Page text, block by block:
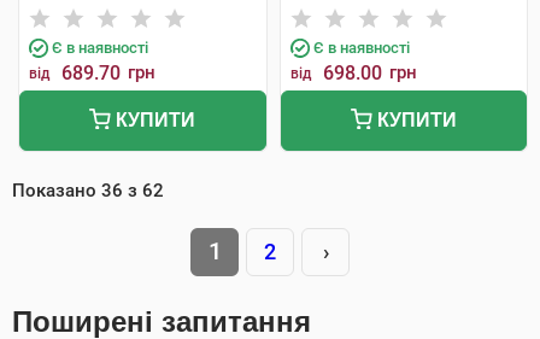
Є в наявності
від 689.70 грн
КУПИТИ
Є в наявності
від 698.00 грн
КУПИТИ
Показано 36 з 62
1 2 ›
Поширені запитання